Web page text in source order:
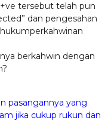
tersebut telah pun
dan pengesahan
berkahwin dengan
pasangannya yang
jika cukup rukun dan